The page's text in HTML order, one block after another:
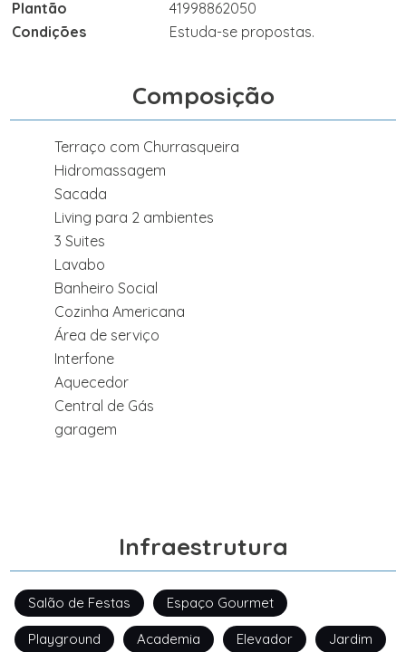
Plantão
41998862050
Condições
Estuda-se propostas.
Composição
Terraço com Churrasqueira
Hidromassagem
Sacada
Living para 2 ambientes
3 Suites
Lavabo
Banheiro Social
Cozinha Americana
Área de serviço
Interfone
Aquecedor
Central de Gás
garagem
Infraestrutura
Salão de Festas Espaço Gourmet
Playground Academia Elevador Jardim